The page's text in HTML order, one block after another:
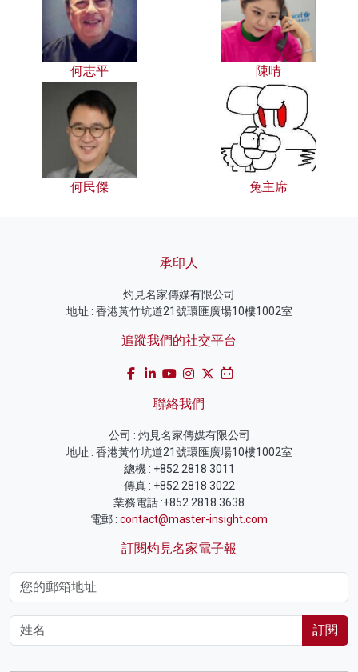
何志平 陳晴
何民傑 兔主席
承印人
灼見名家傳媒有限公司
地址 : 香港黃竹坑道21號環匯廣場10樓1002室
追蹤我們的社交平台
聯絡我們
公司 : 灼見名家傳媒有限公司
地址 : 香港黃竹坑道21號環匯廣場10樓1002室
總機 : +852 2818 3011
傳真 : +852 2818 3022
業務電話 :+852 2818 3638
電郵 : contact@master-insight.com
訂閱灼見名家電子報
訂閱